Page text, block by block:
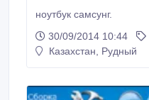
ноутбук самсунг.
30/09/2014 10:44
Казахстан, Рудный